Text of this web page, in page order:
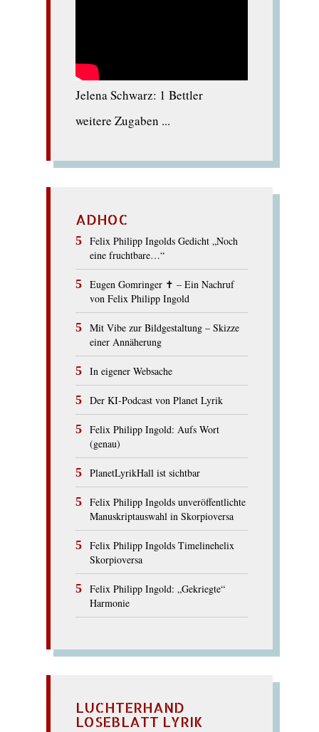
Jelena Schwarz: 1 Bettler
weitere Zugaben ...
ADHOC
Felix Philipp Ingolds Gedicht „Noch
eine fruchtbare…“
Eugen Gomringer ✝︎ – Ein Nachruf
von Felix Philipp Ingold
Mit Vibe zur Bildgestaltung – Skizze
einer Annäherung
In eigener Websache
Der KI-Podcast von Planet Lyrik
Felix Philipp Ingold: Aufs Wort
(genau)
PlanetLyrikHall ist sichtbar
Felix Philipp Ingolds unveröffentlichte
Manuskriptauswahl in Skorpioversa
Felix Philipp Ingolds Timelinehelix
Skorpioversa
Felix Philipp Ingold: „Gekriegte“
Harmonie
LUCHTERHAND
LOSEBLATT LYRIK